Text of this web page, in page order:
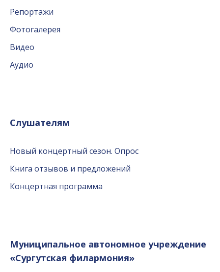
Репортажи
Фотогалерея
Видео
Аудио
Слушателям
Новый концертный сезон. Опрос
Книга отзывов и предложений
Концертная программа
Муниципальное автономное учреждение
«Сургутская филармония»